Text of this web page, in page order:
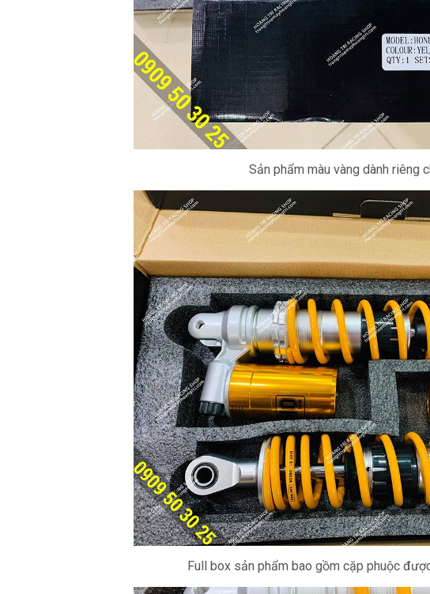
Sản phẩm màu vàng dành riêng
Full box sản phẩm bao gồm cặp phuộc